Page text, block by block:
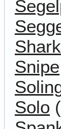
Shark
Snipe
Solo